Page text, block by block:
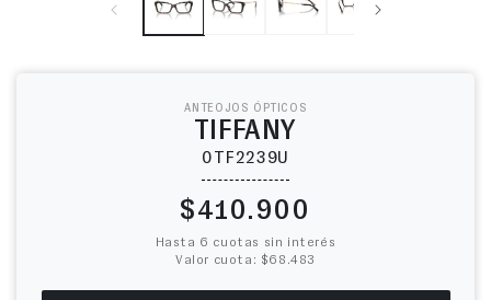
ANTEOJOS ÓPTICOS
TIFFANY
0TF2239U
Precio habitual
$410.900
Hasta 6 cuotas sin interés
Valor cuota: $68.483